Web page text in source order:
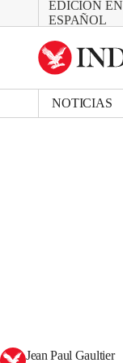
EDICIÓN EN
ESPAÑOL
UK Edition
US Edition
NOTICIAS
Jean Paul Gaultier